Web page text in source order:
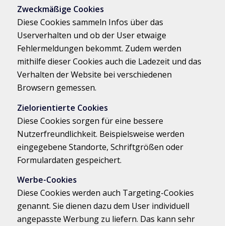
Zweckmäßige Cookies
Diese Cookies sammeln Infos über das
Userverhalten und ob der User etwaige
Fehlermeldungen bekommt. Zudem werden
mithilfe dieser Cookies auch die Ladezeit und das
Verhalten der Website bei verschiedenen
Browsern gemessen.
Zielorientierte Cookies
Diese Cookies sorgen für eine bessere
Nutzerfreundlichkeit. Beispielsweise werden
eingegebene Standorte, Schriftgrößen oder
Formulardaten gespeichert.
Werbe-Cookies
Diese Cookies werden auch Targeting-Cookies
genannt. Sie dienen dazu dem User individuell
angepasste Werbung zu liefern. Das kann sehr